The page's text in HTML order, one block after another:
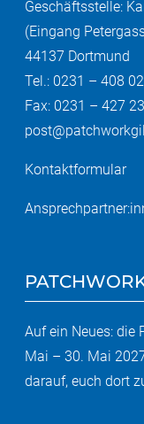
Geschäftsstelle:
(Eingang
44137 Dortmund
Tel.: 0231 – 408
Fax: 0231 – 427
Kontaktformular
Auf ein Neues: die
Mai – 30. Mai
darauf, euch dort